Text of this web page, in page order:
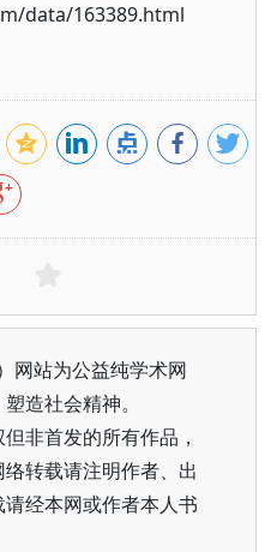
data/163389.html
网站为公益纯学术网
造社会精神。
非首发的所有作品，
转载请注明作者、出
经本网或作者本人书